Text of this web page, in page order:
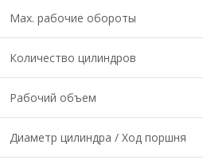
Мах. рабочие обороты
Количество цилиндров
Рабочий объем
Диаметр цилиндра / Ход поршня